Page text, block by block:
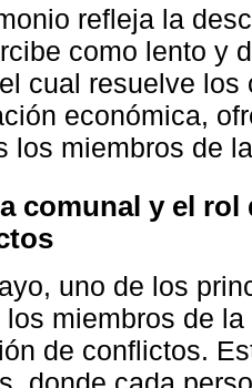
refleja la
como lento y
cual resuelve
económica,
los miembros de
comunal y el
uno de los
los miembros de
de conflictos.